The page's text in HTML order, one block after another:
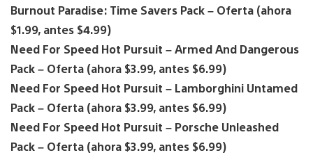
Burnout Paradise: Time Savers Pack – Oferta (ahora
$1.99, antes $4.99)
Need For Speed Hot Pursuit – Armed And Dangerous
Pack – Oferta (ahora $3.99, antes $6.99)
Need For Speed Hot Pursuit – Lamborghini Untamed
Pack – Oferta (ahora $3.99, antes $6.99)
Need For Speed Hot Pursuit – Porsche Unleashed
Pack – Oferta (ahora $3.99, antes $6.99)